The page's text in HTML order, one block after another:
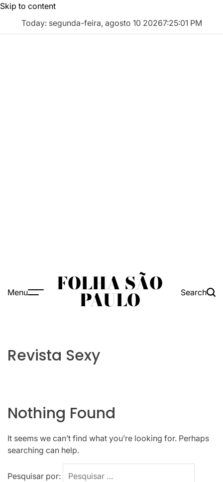
Skip to content
Today: segunda-feira, agosto 10 20267:25:01 PM
Menu FOLHA SÃO
PAULO Search
Revista Sexy
Nothing Found
It seems we can’t find what you’re looking for. Perhaps
searching can help.
Pesquisar por: